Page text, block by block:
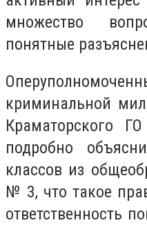
множество
понятные
криминальной
Краматорского
подробно
классов из
№ 3, что такое
ответственность